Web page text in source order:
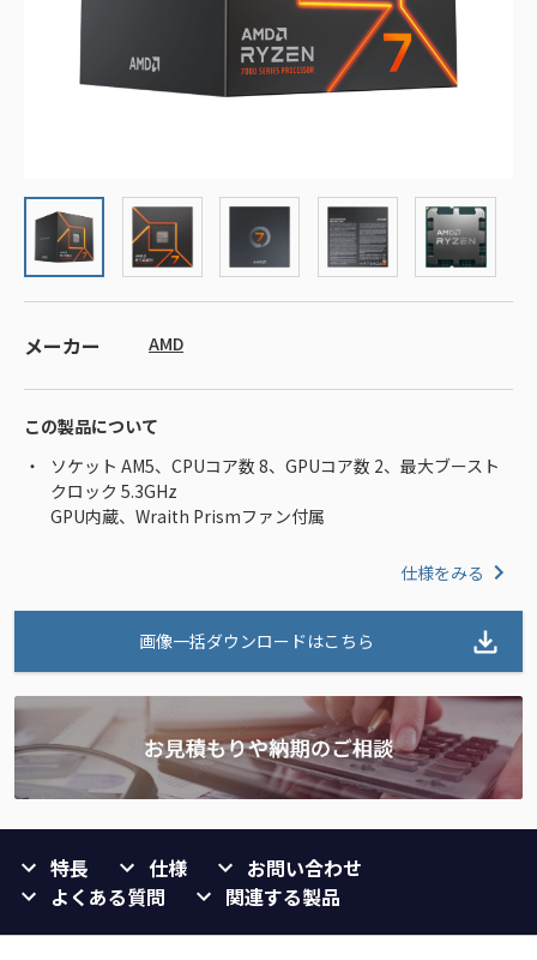
メーカー AMD
この製品について
ソケット AM5、CPUコア数 8、GPUコア数 2、最大ブースト
クロック 5.3GHz
GPU内蔵、Wraith Prismファン付属
仕様をみる
画像一括ダウンロードはこちら
特長 仕様
お問い合わせ
よくある質問
関連する製品